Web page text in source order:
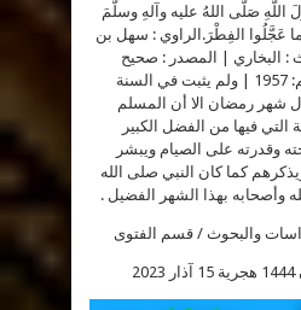
صَلَّى اللهُ عليه وآلهِ وسلَّمَ
عَجَّلُوا الفِطْرَ.الراوي : سهل بن
البخاري | المصدر : صحيح
البخاري الصفحة أو الرقم: 1957 | ولم يثبت في السنة
شهر رمضان الا أن المسلم
فيها من الفضل الكبير
وقدرته على الصيام ويبشر
كما كان النبي صلى الله
وأصحابه بهذا الشهر الفضيل .
والبحوث / قسم الفتوى